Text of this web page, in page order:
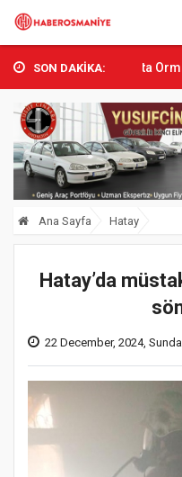
SON DAKİKA:
Sumbas’ta Orman
Ana Sayfa Hatay
Hatay’da
22 December, 2024,